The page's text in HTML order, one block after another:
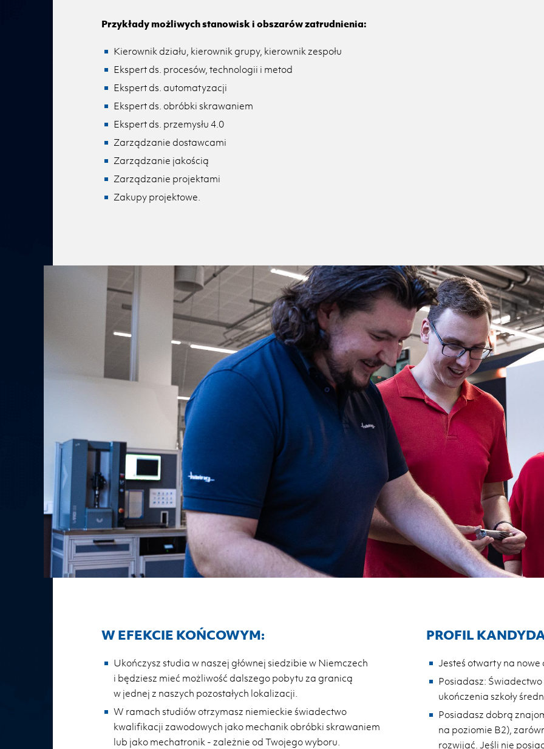
Przykłady możliwych stanowisk i obszarów zatrudnienia:
Kierownik działu, kierownik grupy, kierownik zespołu
Ekspert ds. procesów, technologii i metod
Ekspert ds. automatyzacji
Ekspert ds. obróbki skrawaniem
Ekspert ds. przemysłu 4.0
Zarządzanie dostawcami
Zarządzanie jakością
Zarządzanie projektami
Zakupy projektowe.
W EFEKCIE KOŃCOWYM:
Ukończysz studia w naszej głównej siedzibie w Niemczech
i będziesz mieć możliwość dalszego pobytu za granicą
w jednej z naszych pozostałych lokalizacji.
W ramach studiów otrzymasz niemieckie świadectwo
kwalifikacji zawodowych jako mechanik obróbki skrawaniem
lub jako mechatronik - zależnie od Twojego wyboru.
PROFIL
Jesteś otwarty na
Posiadasz:
ukończenia szkoły
Posiadasz dobrą
na poziomie B2),
rozwijać. Jeśli nie